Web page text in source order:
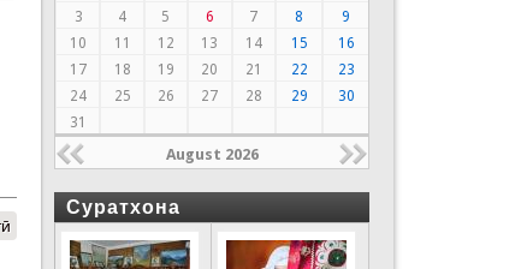
3
4 5 6 7 8
9
10
11 12 13 14 15
16
17
18 19 20 21 22
23
24
25 26 27 28 29
30
31
August 2026
Суратхона